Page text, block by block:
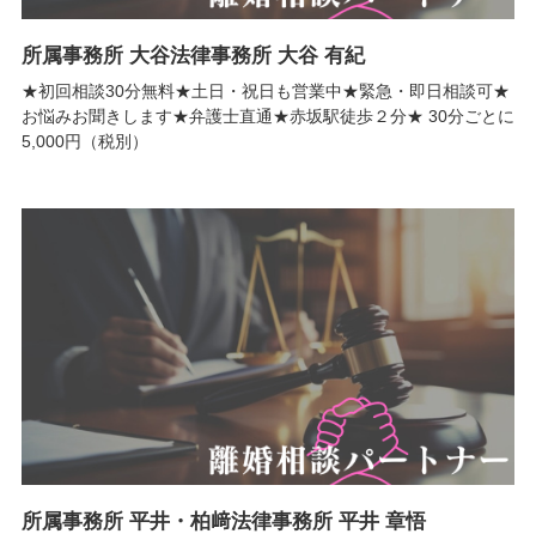
所属事務所 大谷法律事務所 大谷 有紀
★初回相談30分無料★土日・祝日も営業中★緊急・即日相談可★
お悩みお聞きします★弁護士直通★赤坂駅徒歩２分★ 30分ごとに
5,000円（税別）
所属事務所 平井・柏﨑法律事務所 平井 章悟